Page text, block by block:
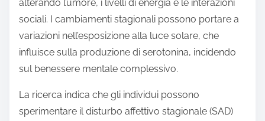
alterando l’umore, i livelli di energia e le interazioni
sociali. I cambiamenti stagionali possono portare a
variazioni nell’esposizione alla luce solare, che
influisce sulla produzione di serotonina, incidendo
sul benessere mentale complessivo.
La ricerca indica che gli individui possono
sperimentare il disturbo affettivo stagionale (SAD)